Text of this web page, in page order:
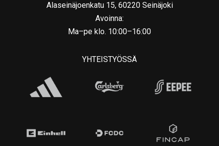
Alaseinäjoenkatu 15, 60220 Seinäjoki
Avoinna:
Ma–pe klo. 10:00–16:00
YHTEISTYÖSSÄ